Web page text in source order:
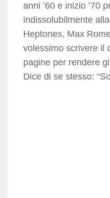
anni ’60 e inizio ’70
indissolubilmente
Heptones, Max
volessimo scrivere il
pagine per rendere
Dice di se stesso: